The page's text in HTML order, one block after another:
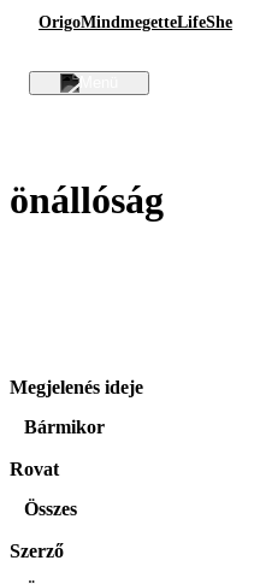
OrigoMindmegetteLifeShe
önállóság
Megjelenés ideje
Bármikor
Rovat
Összes
Szerző